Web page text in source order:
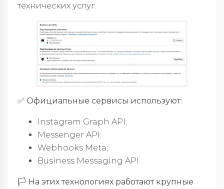
технических услуг.
✅ Официальные сервисы используют:
Instagram Graph API;
Messenger API;
Webhooks Meta;
Business Messaging API.
🏳️ На этих технологиях работают крупные